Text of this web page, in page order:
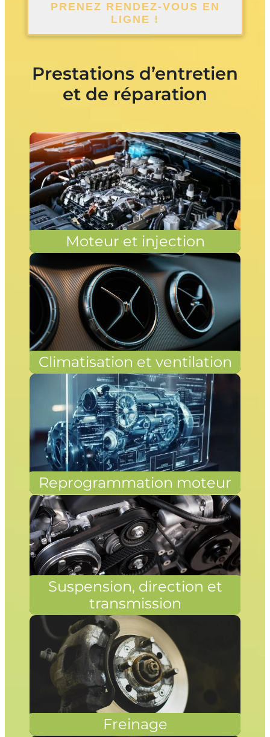
PRENEZ RENDEZ-VOUS EN
LIGNE !
Prestations d’entretien
et de réparation
Moteur et injection
Climatisation et ventilation
Reprogrammation moteur
Suspension, direction et
transmission
Freinage